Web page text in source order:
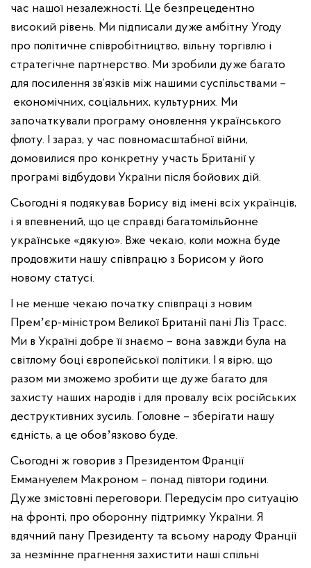
час нашої незалежності. Це безпрецедентно
високий рівень. Ми підписали дуже амбітну Угоду
про політичне співробітництво, вільну торгівлю і
стратегічне партнерство. Ми зробили дуже багато
для посилення зв’язків між нашими суспільствами –
економічних, соціальних, культурних. Ми
започаткували програму оновлення українського
флоту. І зараз, у час повномасштабної війни,
домовилися про конкретну участь Британії у
програмі відбудови України після бойових дій.
Сьогодні я подякував Борису від імені всіх українців,
і я впевнений, що це справді багатомільйонне
українське «дякую». Вже чекаю, коли можна буде
продовжити нашу співпрацю з Борисом у його
новому статусі.
І не менше чекаю початку співпраці з новим
Премʼєр-міністром Великої Британії пані Ліз Трасс.
Ми в Україні добре її знаємо – вона завжди була на
світлому боці європейської політики. І я вірю, що
разом ми зможемо зробити ще дуже багато для
захисту наших народів і для провалу всіх російських
деструктивних зусиль. Головне – зберігати нашу
єдність, а це обовʼязково буде.
Сьогодні ж говорив з Президентом Франції
Еммануелем Макроном – понад півтори години.
Дуже змістовні переговори. Передусім про ситуацію
на фронті, про оборонну підтримку України. Я
вдячний пану Президенту та всьому народу Франції
за незмінне прагнення захистити наші спільні